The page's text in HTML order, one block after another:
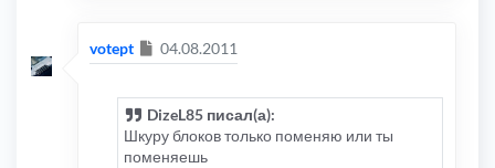
votept Сообщение
04.08.2011
DizeL85 писал(а):
Шкуру блоков только поменяю или ты
поменяешь